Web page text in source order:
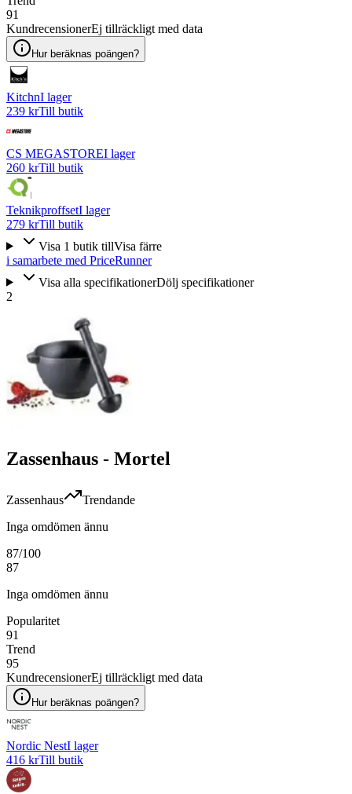
91
KundrecensionerEj tillräckligt med data
Hur beräknas poängen?
KitchnI lager
239 krTill butik
CS MEGASTOREI lager
260 krTill butik
TeknikproffsetI lager
279 krTill butik
Visa 1 butik tillVisa färre
i samarbete med PriceRunner
Visa alla specifikationerDölj specifikationer
2
Zassenhaus - Mortel
Zassenhaus
Trendande
Inga omdömen ännu
87/100
87
Inga omdömen ännu
Popularitet
91
Trend
95
KundrecensionerEj tillräckligt med data
Hur beräknas poängen?
Nordic NestI lager
416 krTill butik